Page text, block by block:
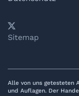
YouTube
𝕏LinkedIn
Telegram
Sitemap
Alle von uns getesteten
und Auflagen. Der